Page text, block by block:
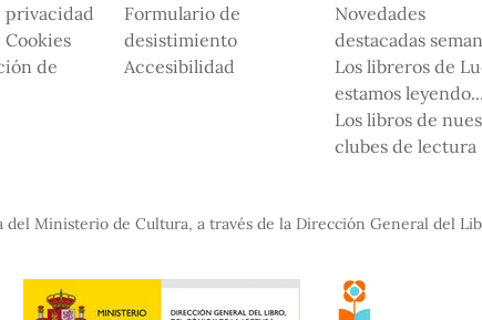
privacidad
de
Formulario de
desistimiento
Accesibilidad
Novedades
destacadas
Los libreros de
estamos leyendo...
Los libros de
clubes de lectura
del Ministerio de Cultura, a través de la Dirección General del